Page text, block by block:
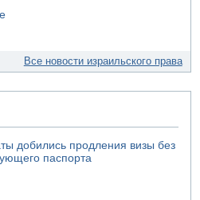
Все новости израильского права
добились продления визы без
паспорта